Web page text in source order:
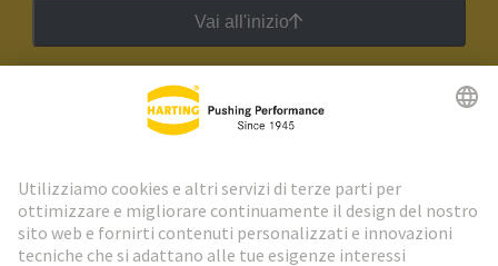
Vai all'inizio
Newsletter HARTING
Vai al registrazione